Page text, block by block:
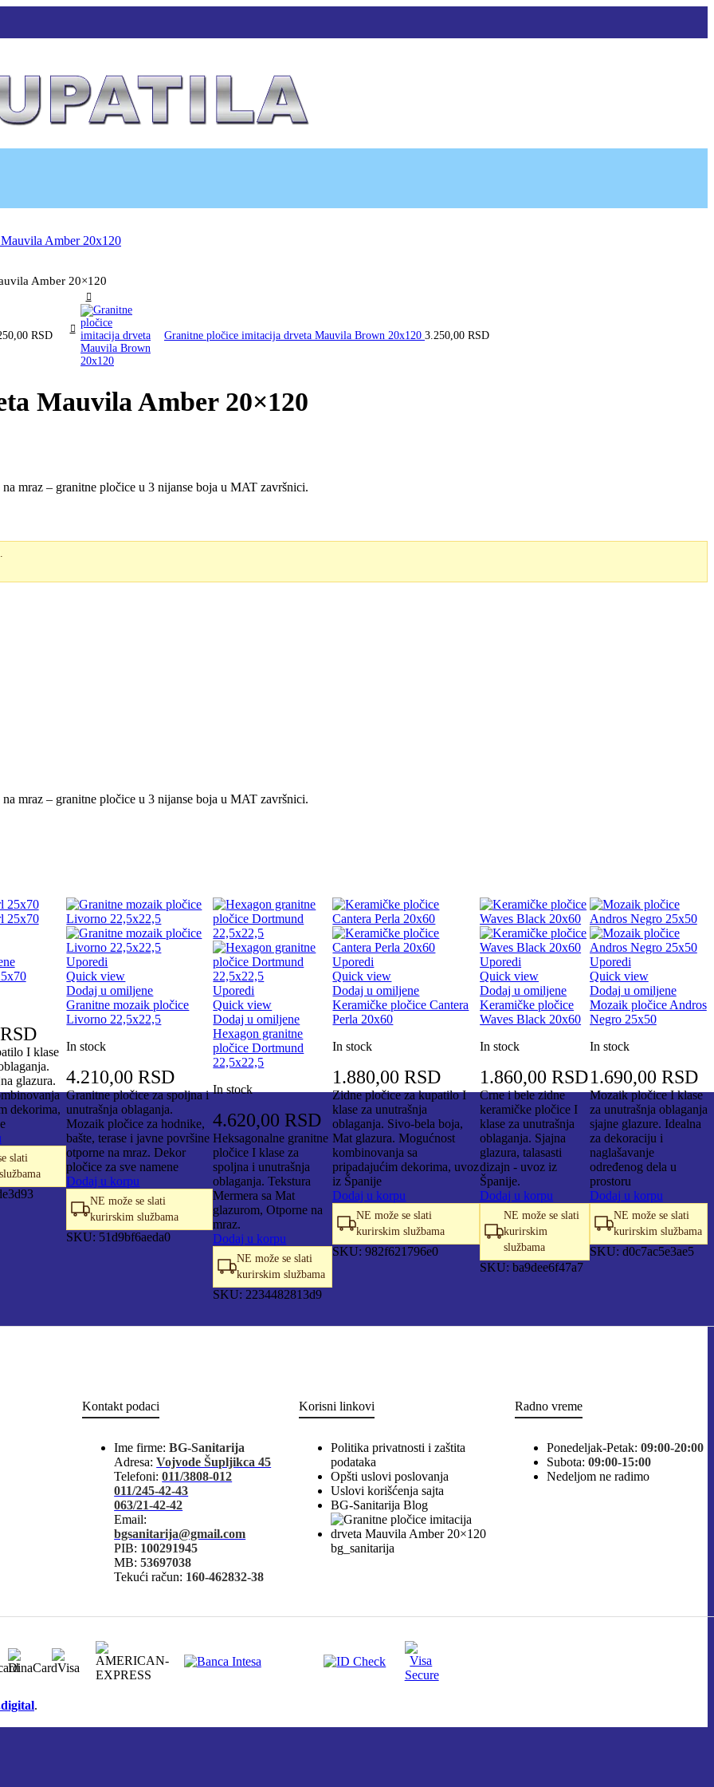
Amber 20×120
RSD Granitne pločice imitacija drveta Mauvila Brown 20x120 3.250,00 RSD
Mauvila Amber 20×120
mraz – granitne pločice u 3 nijanse boja u MAT završnici.
mraz – granitne pločice u 3 nijanse boja u MAT završnici.
RSD
I klase
glazura.
dekorima,
slati
Uporedi
Quick view
Dodaj u omiljene
Granitne mozaik pločice
Livorno 22,5x22,5
In stock
4.210,00RSD
Granitne pločice za spoljna i
unutrašnja oblaganja.
Mozaik pločice za hodnike,
bašte, terase i javne površine
otporne na mraz. Dekor
pločice za sve namene
Dodaj u korpu
NE može se slati
kurirskim službama
SKU: 51d9bf6aeda0
Uporedi
Quick view
Dodaj u omiljene
Hexagon granitne
pločice Dortmund
22,5x22,5
In stock
4.620,00RSD
Heksagonalne granitne
pločice I klase za
spoljna i unutrašnja
oblaganja. Tekstura
Mermera sa Mat
glazurom, Otporne na
mraz.
Dodaj u korpu
NE može se slati
kurirskim službama
SKU: 2234482813d9
Uporedi
Quick view
Dodaj u omiljene
Keramičke pločice Cantera
Perla 20x60
In stock
1.880,00RSD
Zidne pločice za kupatilo I
klase za unutrašnja
oblaganja. Sivo-bela boja,
Mat glazura. Mogućnost
kombinovanja sa
pripadajućim dekorima, uvoz
iz Španije
Dodaj u korpu
NE može se slati
kurirskim službama
SKU:982f621796e0
Uporedi
Quick view
Dodaj u omiljene
Keramičke pločice
Waves Black 20x60
In stock
1.860,00RSD
Crne i bele zidne
keramičke pločice I
klase za unutrašnja
oblaganja. Sjajna
glazura, talasasti
dizajn - uvoz iz
Španije.
Dodaj u korpu
NE može se slati
kurirskim
službama
SKU:ba9dee6f47a7
Uporedi
Quick view
Dodaj u omiljene
Mozaik pločice Andros
Negro 25x50
In stock
1.690,00 RSD
Mozaik pločice I klase
za unutrašnja oblaganja
sjajne glazure. Idealna
za dekoraciju i
naglašavanje
određenog dela u
prostoru
Dodaj u korpu
NE može se slati
kurirskim službama
SKU: d0c7ac5e3ae5
Kontakt podaci
Ime firme:BG-Sanitarija
Adresa:Vojvode Šupljikca 45
Telefoni:011/3808-012
011/245-42-43
063/21-42-42
Email:
bgsanitarija@gmail.com
PIB: 100291945
MB:53697038
Tekući račun: 160-462832-38
Korisni linkovi
Politika privatnosti i zaštita
podataka
Opšti uslovi poslovanja
Uslovi korišćenja sajta
BG-Sanitarija Blog
bg_sanitarija
Radno vreme
Ponedeljak-Petak:09:00-20:00
Subota:09:00-15:00
Nedeljom ne radimo
.